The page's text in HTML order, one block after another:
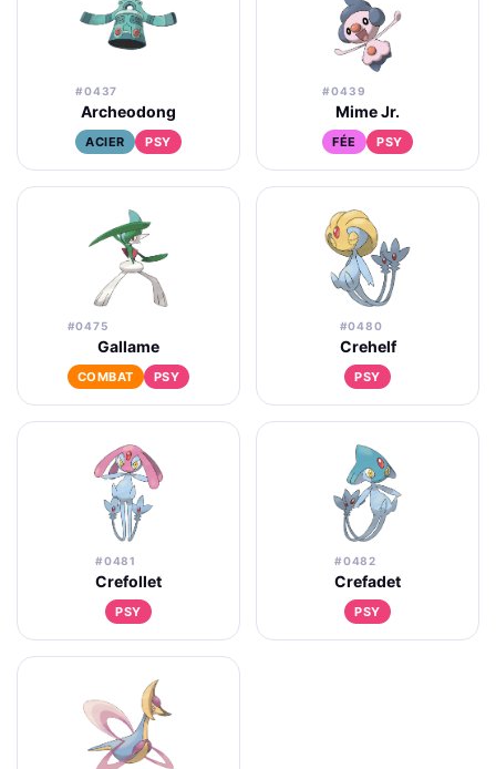
#0437
Archeodong
ACIER PSY
#0439
Mime Jr.
FÉE PSY
#0475
Gallame
COMBAT PSY
#0480
Crehelf
PSY
#0481
Crefollet
PSY
#0482
Crefadet
PSY